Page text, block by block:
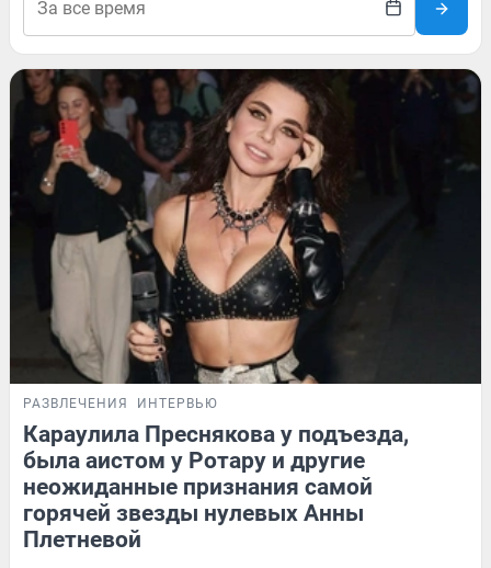
РАЗВЛЕЧЕНИЯ ИНТЕРВЬЮ
Караулила Преснякова у подъезда,
была аистом у Ротару и другие
неожиданные признания самой
горячей звезды нулевых Анны
Плетневой